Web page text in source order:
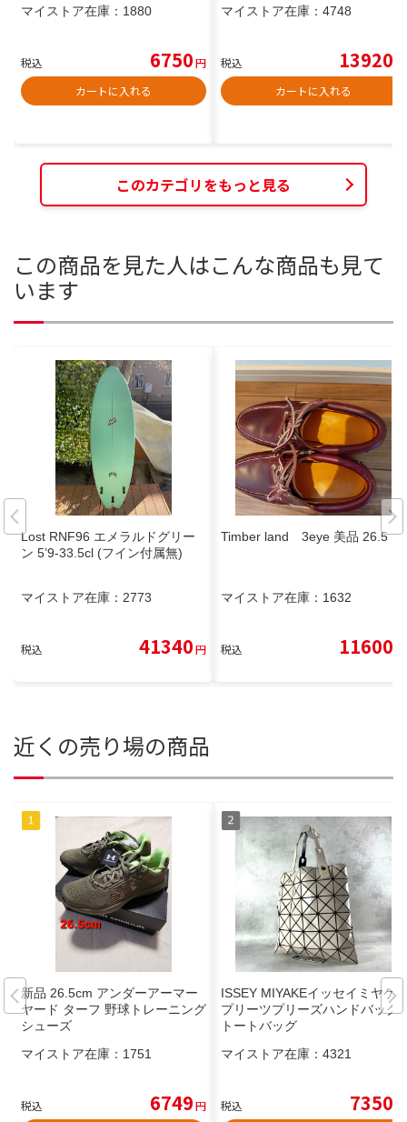
マイストア在庫： 1880
税込 6750円
カートに入れる
マイストア在庫： 4748
税込 13920
カートに入れる
このカテゴリをもっと見る
この商品を見た人はこんな商品も見て
います
Lost RNF96 エメラルドグリー
ン 5’9-33.5cl (フイン付属無)
マイストア在庫： 2773
税込 41340円
Timber land 3eye 美品 26.5
マイストア在庫： 1632
税込 11600
近くの売り場の商品
新品 26.5cm アンダーアーマー
ヤード ターフ 野球トレーニング
シューズ
マイストア在庫： 1751
税込 6749円
ISSEY MIYAKEイッセイミヤケ
プリーツプリーズハンドバッグ
トートバッグ
マイストア在庫： 4321
税込 7350